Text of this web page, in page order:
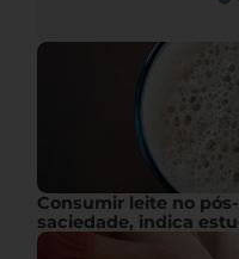
Consumir leite no
saciedade, indica